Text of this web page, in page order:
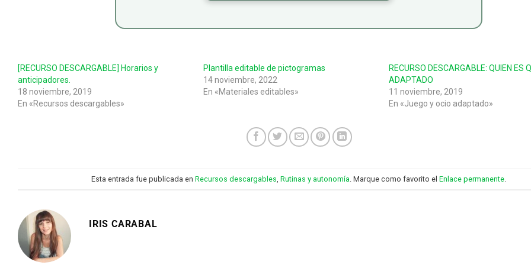
[RECURSO DESCARGABLE] Horarios y
anticipadores.
18 noviembre, 2019
En «Recursos descargables»
Plantilla editable de pictogramas
14 noviembre, 2022
En «Materiales editables»
RECURSO DESCARGABLE: QUIEN ES
ADAPTADO
11 noviembre, 2019
En «Juego y ocio adaptado»
Esta entrada fue publicada en Recursos descargables Rutinas y autonomía . Marque como favorito el Enlace permanente
IRIS CARABAL